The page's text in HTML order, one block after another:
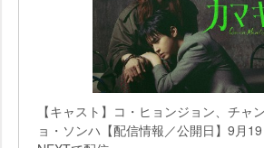
【キャスト】コ・ヒョンジョン、チャ
ョ・ソンハ【配信情報／公開日】9月